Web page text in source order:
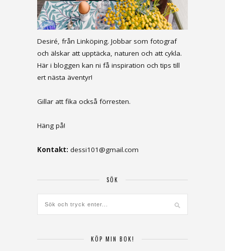
Desiré, från Linköping. Jobbar som fotograf
och älskar att upptäcka, naturen och att cykla.
Här i bloggen kan ni få inspiration och tips till
ert nästa äventyr!
Gillar att fika också förresten.
Häng på!
Kontakt: dessi101@gmail.com
SÖK
KÖP MIN BOK!